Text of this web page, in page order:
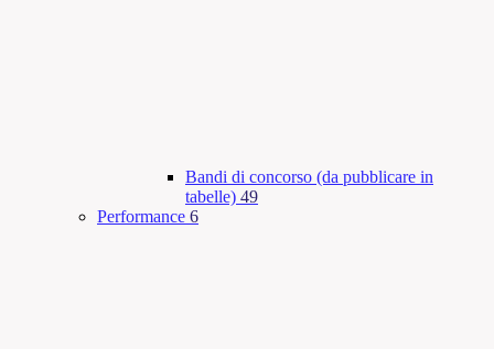
Bandi di concorso (da pubblicare in
tabelle) 49
Performance 6